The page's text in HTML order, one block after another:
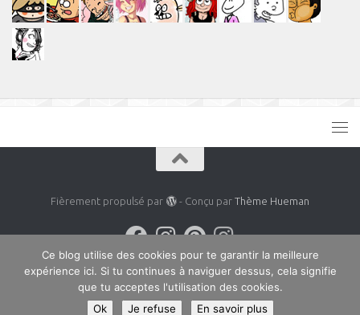
Fièrement propulsé par - Conçu par Thème Hueman
Ce blog utilise des cookies pour te garantir la meilleure
expérience ici. Si tu continues à naviguer dessus, cela signifie
que tu acceptes l'utilisation des cookies.
Ok
Je refuse En savoir plus